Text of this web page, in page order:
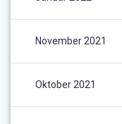
November 2021
Oktober 2021